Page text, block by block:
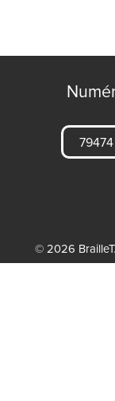
79474
© 2026